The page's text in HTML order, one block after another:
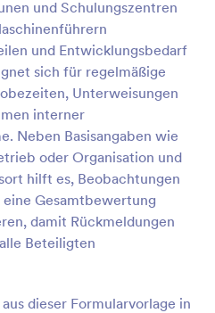
und Schulungszentren
und Entwicklungsbedarf
sich für regelmäßige
Unterweisungen
interner
Neben Basisangaben wie
oder Organisation und
hilft es, Beobachtungen
Gesamtbewertung
damit Rückmeldungen
Beteiligten
dieser Formularvorlage in